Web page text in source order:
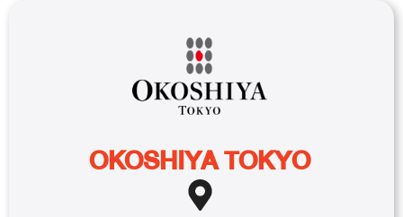
OKOSHIYA TOKYO